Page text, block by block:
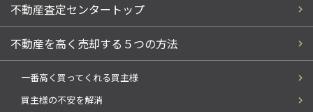
不動産査定センタートップ
不動産を高く売却する５つの方法
一番高く買ってくれる買主様
買主様の不安を解消